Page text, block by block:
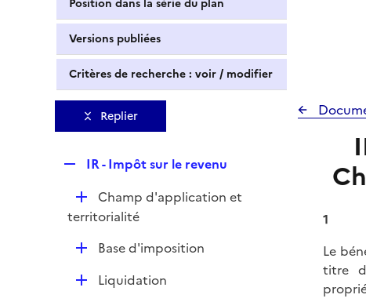
Position dans la série du plan
Versions publiées
Critères de recherche : voir / modifier
Replier
p
l
i
e
r
IR - Impôt sur le revenu
D
é
Champ d'application et
territorialité
DBase d'imposition
DLiquidation
1
Le
titre